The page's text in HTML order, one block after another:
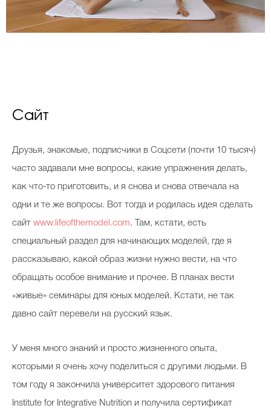
Выбор визажистов
Выбор косметолога
Celebrity дня
Фотоальбом
Интервью со звездой
Викторины
Сайт
Друзья, знакомые, подписчики в Соцсети (почти 10 тысяч)
часто задавали мне вопросы, какие упражнения делать,
как что-то приготовить, и я снова и снова отвечала на
одни и те же вопросы. Вот тогда и родилась идея сделать
сайт www.lifeofthemodel.com. Там, кстати, есть
специальный раздел для начинающих моделей, где я
рассказываю, какой образ жизни нужно вести, на что
обращать особое внимание и прочее. В планах вести
«живые» семинары для юных моделей. Кстати, не так
давно сайт перевели на русский язык.
У меня много знаний и просто жизненного опыта,
которыми я очень хочу поделиться с другими людьми. В
том году я закончила университет здорового питания
Institute for Integrative Nutrition и получила сертификат